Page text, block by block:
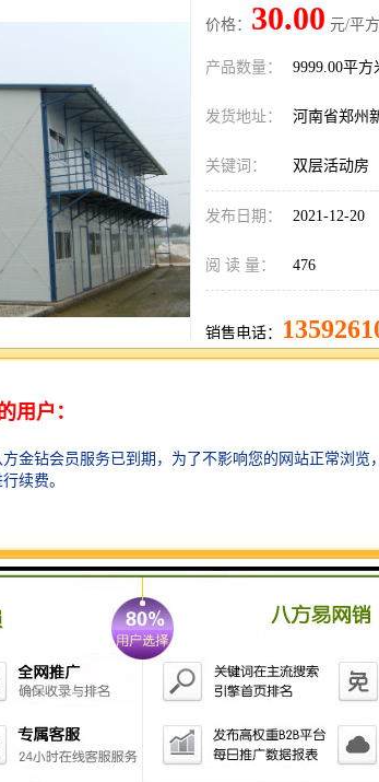
价格： 30.00 元/平
产品数量： 9999.00平方
发货地址： 河南省郑州
关键词： 双层活动房
发布日期： 2021-12-20
阅 读 量： 476
销售电话：
如有意向可联系客服或者电联客服经理！
钢为骨架，以夹芯板为围护材料，以标
环保经济型活动房屋。
和拆卸，实现了临时建筑的通用标准化